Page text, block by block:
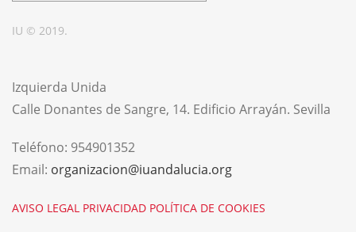
IU © 2019.
Izquierda Unida
Calle Donantes de Sangre, 14. Edificio Arrayán. Sevilla
Teléfono: 954901352
Email: organizacion@iuandalucia.org
AVISO LEGAL PRIVACIDAD POLÍTICA DE COOKIES